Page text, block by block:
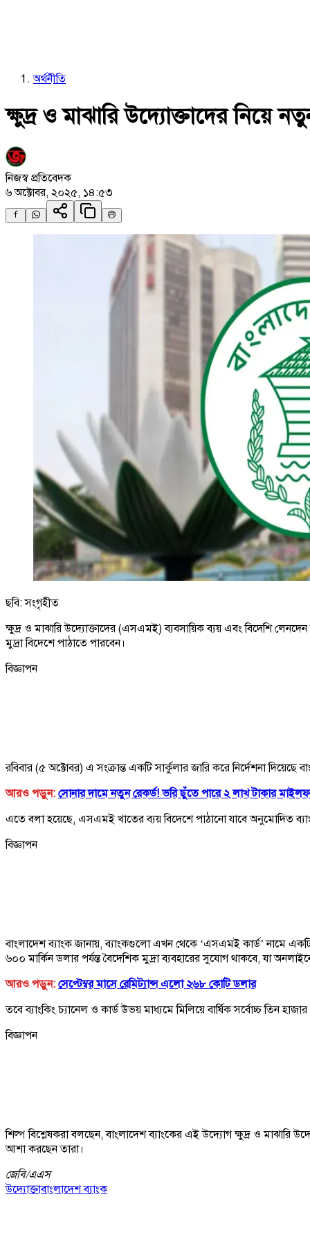
অর্থনীতি
ক্ষুদ্র ও মাঝারি উদ্যোক্তাদের নিয়ে
নিজস্ব প্রতিবেদক
৬ অক্টোবর, ২০২৫, ১৪:৫৩
ছবি: সংগৃহীত
ক্ষুদ্র ও মাঝারি উদ্যোক্তাদের (এসএমই) ব্যবসায়িক ব্যয় এবং বিদেশি
মুদ্রা বিদেশে পাঠাতে পারবেন।
বিজ্ঞাপন
রবিবার (৫ অক্টোবর) এ সংক্রান্ত একটি সার্কুলার জারি করে নির্দেশনা দিয়েছে
আরও পড়ুন: সোনার দামে নতুন রেকর্ড! ভরি ছুঁতে পারে ২ লাখ টাকার
এতে বলা হয়েছে, এসএমই খাতের ব্যয় বিদেশে পাঠানো যাবে অনুমোদিত
বিজ্ঞাপন
বাংলাদেশ ব্যাংক জানায়, ব্যাংকগুলো এখন থেকে ‘এসএমই কার্ড’ নামে একটি
৬০০ মার্কিন ডলার পর্যন্ত বৈদেশিক মুদ্রা ব্যবহারের সুযোগ থাকবে, যা
আরও পড়ুন: সেপ্টেম্বর মাসে রেমিট্যান্স এলো ২৬৮ কোটি ডলার
তবে ব্যাংকিং চ্যানেল ও কার্ড উভয় মাধ্যমে মিলিয়ে বার্ষিক সর্বোচ্চ তিন হাজার
বিজ্ঞাপন
শিল্প বিশ্লেষকরা বলছেন, বাংলাদেশ ব্যাংকের এই উদ্যোগ ক্ষুদ্র ও
আশা করছেন তারা।
জেবি/এএস
উদ্যোক্তাবাংলাদেশ ব্যাংক